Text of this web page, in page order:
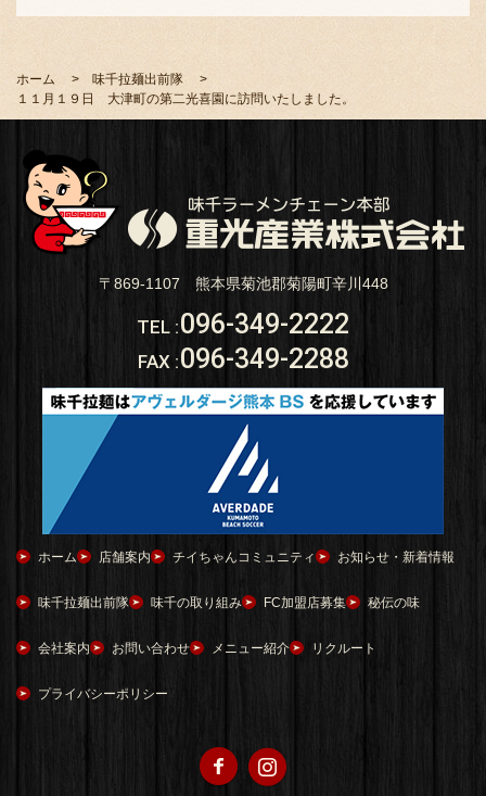
ホーム
味千拉麺出前隊
１１月１９日 大津町の第二光喜園に訪問いたしました。
〒869-1107 熊本県菊池郡菊陽町辛川448
TEL :096-349-2222
FAX :096-349-2288
ホーム 店舗案内 チイちゃんコミュニティ お知らせ・新着情報
味千拉麺出前隊 味千の取り組み FC加盟店募集 秘伝の味
会社案内 お問い合わせ メニュー紹介 リクルート
プライバシーポリシー